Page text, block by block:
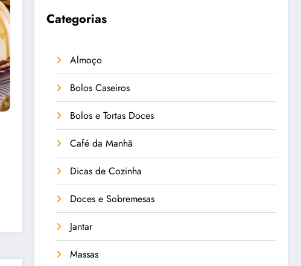
Categorias
Almoço
Bolos Caseiros
Bolos e Tortas Doces
Café da Manhã
Dicas de Cozinha
Doces e Sobremesas
Jantar
Massas